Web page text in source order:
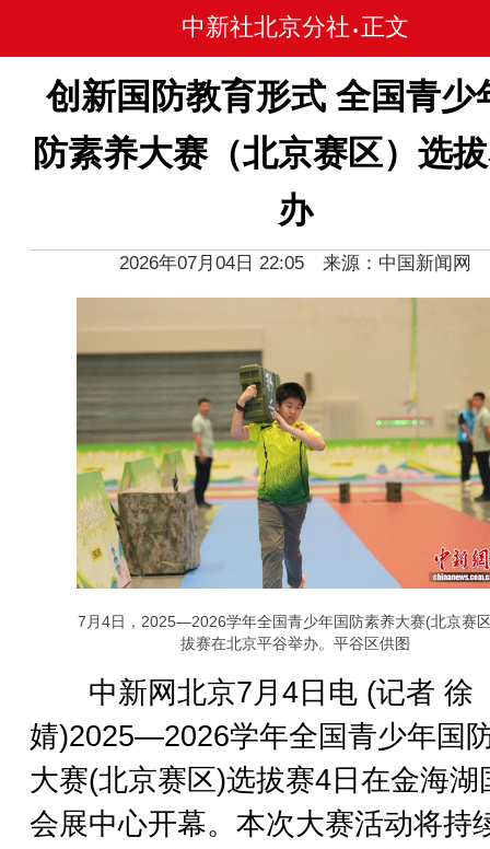
中新社北京分社 • 正文
创新国防教育形式 全国青少
防素养大赛（北京赛区）选
办
2026年07月04日 22:05 来源：中国新闻网
7月4日，2025—2026学年全国青少年国防素养大赛(北京赛
拔赛在北京平谷举办。平谷区供图
中新网北京7月4日电 (记者 徐
婧)2025—2026学年全国青少年国
大赛(北京赛区)选拔赛4日在金海湖
会展中心开幕。本次大赛活动将持